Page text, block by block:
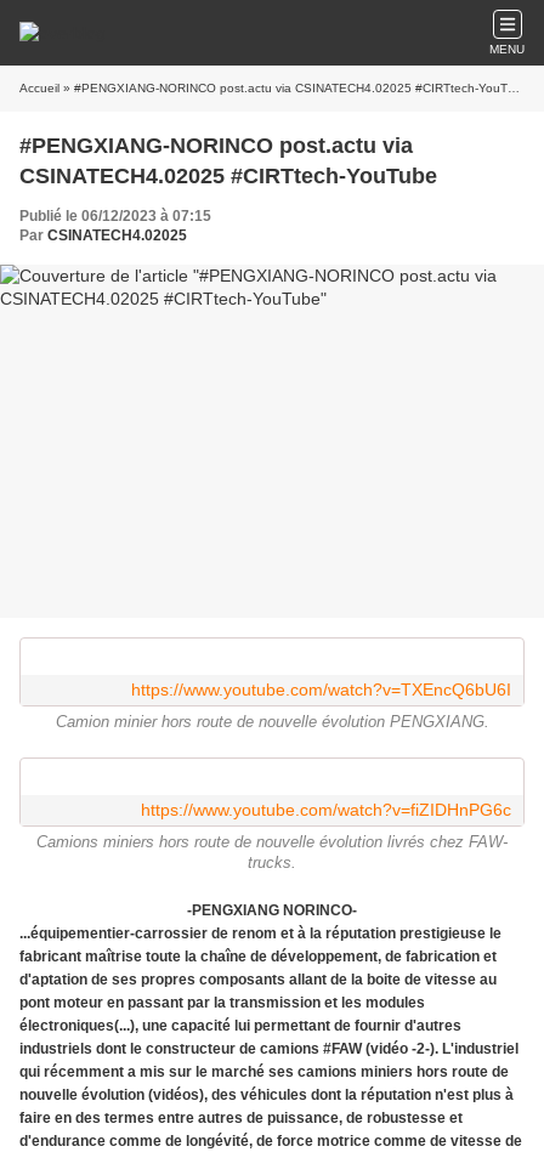
MENU
Accueil » #PENGXIANG-NORINCO post.actu via CSINATECH4.02025 #CIRTtech-YouTube
#PENGXIANG-NORINCO post.actu via
CSINATECH4.02025 #CIRTtech-YouTube
Publié le 06/12/2023 à 07:15
Par CSINATECH4.02025
https://www.youtube.com/watch?v=TXEncQ6bU6I
Camion minier hors route de nouvelle évolution PENGXIANG.
https://www.youtube.com/watch?v=fiZIDHnPG6c
Camions miniers hors route de nouvelle évolution livrés chez FAW-
trucks.
-PENGXIANG NORINCO-
...équipementier-carrossier de renom et à la réputation prestigieuse le
fabricant maîtrise toute la chaîne de développement, de fabrication et
d'aptation de ses propres composants allant de la boite de vitesse au
pont moteur en passant par la transmission et les modules
électroniques(...), une capacité lui permettant de fournir d'autres
industriels dont le constructeur de camions #FAW (vidéo -2-). L'industriel
qui récemment a mis sur le marché ses camions miniers hors route de
nouvelle évolution (vidéos), des véhicules dont la réputation n'est plus à
faire en des termes entre autres de puissance, de robustesse et
d'endurance comme de longévité, de force motrice comme de vitesse de